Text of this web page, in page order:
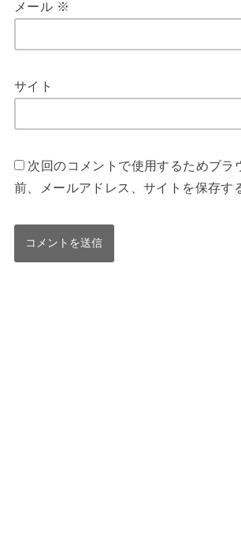
メール ※
サイト
次回のコメントで使用するためブラ
前、メールアドレス、サイトを保存す